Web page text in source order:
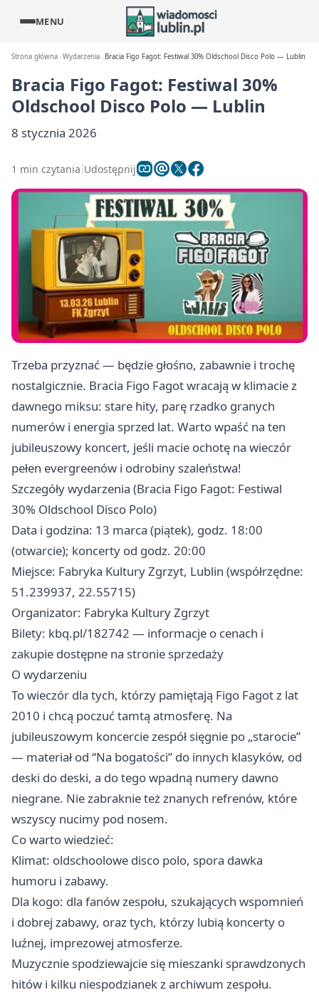
MENU
Strona główna Wydarzenia Bracia Figo Fagot: Festiwal 30% Oldschool Disco Polo — Lublin
Bracia Figo Fagot: Festiwal 30%
Oldschool Disco Polo — Lublin
8 stycznia 2026
1 min czytania Udostępnij
Trzeba przyznać — będzie głośno, zabawnie i trochę
nostalgicznie. Bracia Figo Fagot wracają w klimacie z
dawnego miksu: stare hity, parę rzadko granych
numerów i energia sprzed lat. Warto wpaść na ten
jubileuszowy koncert, jeśli macie ochotę na wieczór
pełen evergreenów i odrobiny szaleństwa!
Szczegóły wydarzenia (Bracia Figo Fagot: Festiwal
30% Oldschool Disco Polo)
Data i godzina: 13 marca (piątek), godz. 18:00
(otwarcie); koncerty od godz. 20:00
Miejsce: Fabryka Kultury Zgrzyt, Lublin (współrzędne:
51.239937, 22.55715)
Organizator: Fabryka Kultury Zgrzyt
Bilety: kbq.pl/182742 — informacje o cenach i
zakupie dostępne na stronie sprzedaży
O wydarzeniu
To wieczór dla tych, którzy pamiętają Figo Fagot z lat
2010 i chcą poczuć tamtą atmosferę. Na
jubileuszowym koncercie zespół sięgnie po „starocie”
— materiał od “Na bogatości” do innych klasyków, od
deski do deski, a do tego wpadną numery dawno
niegrane. Nie zabraknie też znanych refrenów, które
wszyscy nucimy pod nosem.
Co warto wiedzieć:
Klimat: oldschoolowe disco polo, spora dawka
humoru i zabawy.
Dla kogo: dla fanów zespołu, szukających wspomnień
i dobrej zabawy, oraz tych, którzy lubią koncerty o
luźnej, imprezowej atmosferze.
Muzycznie spodziewajcie się mieszanki sprawdzonych
hitów i kilku niespodzianek z archiwum zespołu.